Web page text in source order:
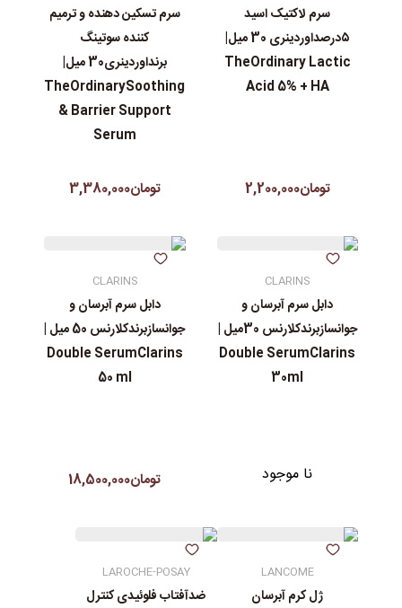
سرم لاکتیک اسید
۵درصداوردینری 30 میل|
TheOrdinary Lactic
Acid 5% + HA
تومان2,200,000
سرم تسکین دهنده و ترمیم
کننده سوتینگ
برنداوردینری30 میل|
TheOrdinarySoothing
& Barrier Support
Serum
تومان3,380,000
CLARINS
دابل سرم آبرسان و
جوانسازبرندکلارنس 30میل |
Double SerumClarins
30ml
نا موجود
CLARINS
دابل سرم آبرسان و
جوانسازبرندکلارنس 50 میل |
Double SerumClarins
50 ml
تومان18,500,000
LANCOME
ژل کرم آبرسان
LAROCHE-POSAY
ضدآفتاب فلوئیدی کنترل